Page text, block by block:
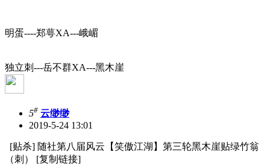
明蛋----郑萼XA---峨嵋
独立刺---岳不群XA---黑木崖
5# 云缈缈
2019-5-24 13:01
[贴杀] 随社第八届风云【笑傲江湖】第三轮黑木崖贴绿竹翁
（刺） [复制链接]